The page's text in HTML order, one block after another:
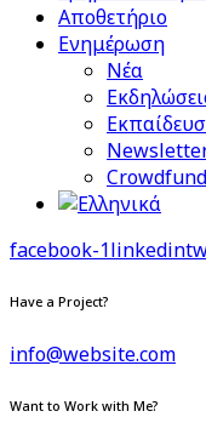
Αποθετήριο
Ενημέρωση
Νέα
facebook-1linkedin
Have a Project?
info@website.com
Want to Work with Me?